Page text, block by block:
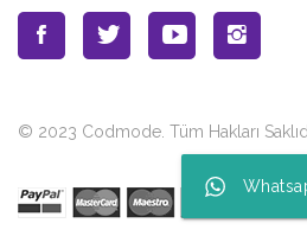
© 2023 Codmode. Tüm Hakları